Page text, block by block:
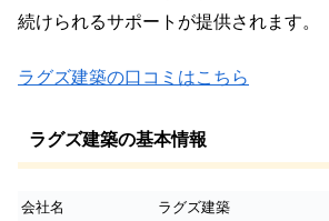
続けられるサポートが提供されます。
ラグズ建築の口コミはこちら
ラグズ建築の基本情報
会社名
ラグズ建築